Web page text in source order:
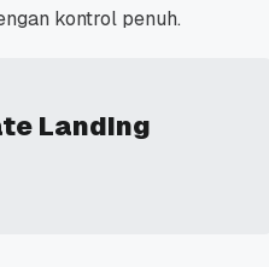
kontrol penuh.
Landing